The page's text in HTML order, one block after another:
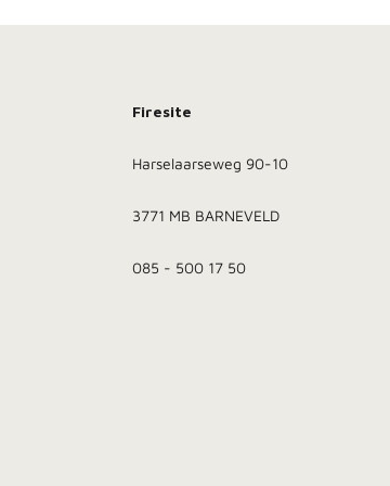
Firesite
Harselaarseweg 90-10
3771 MB BARNEVELD
085 - 500 17 50